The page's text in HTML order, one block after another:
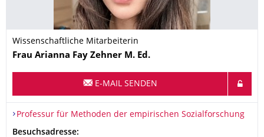
Wissenschaftliche Mitarbeiterin
Name
Frau Arianna Fay Zehner M. Ed.
E-MAIL SENDEN
Organisationsname
Professur für Methoden der empirischen Sozialforschung
Professur für Methoden der empirischen Sozialforschung
Adresse
Besuchsadresse: